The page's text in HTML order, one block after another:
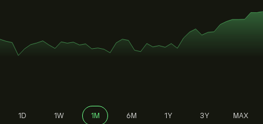
1D 1W 1M 6M 1Y 3Y MAX